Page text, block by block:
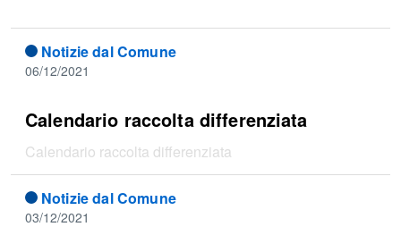
Notizie dal Comune
06/12/2021
Calendario raccolta differenziata
Calendario raccolta differenziata
Notizie dal Comune
03/12/2021